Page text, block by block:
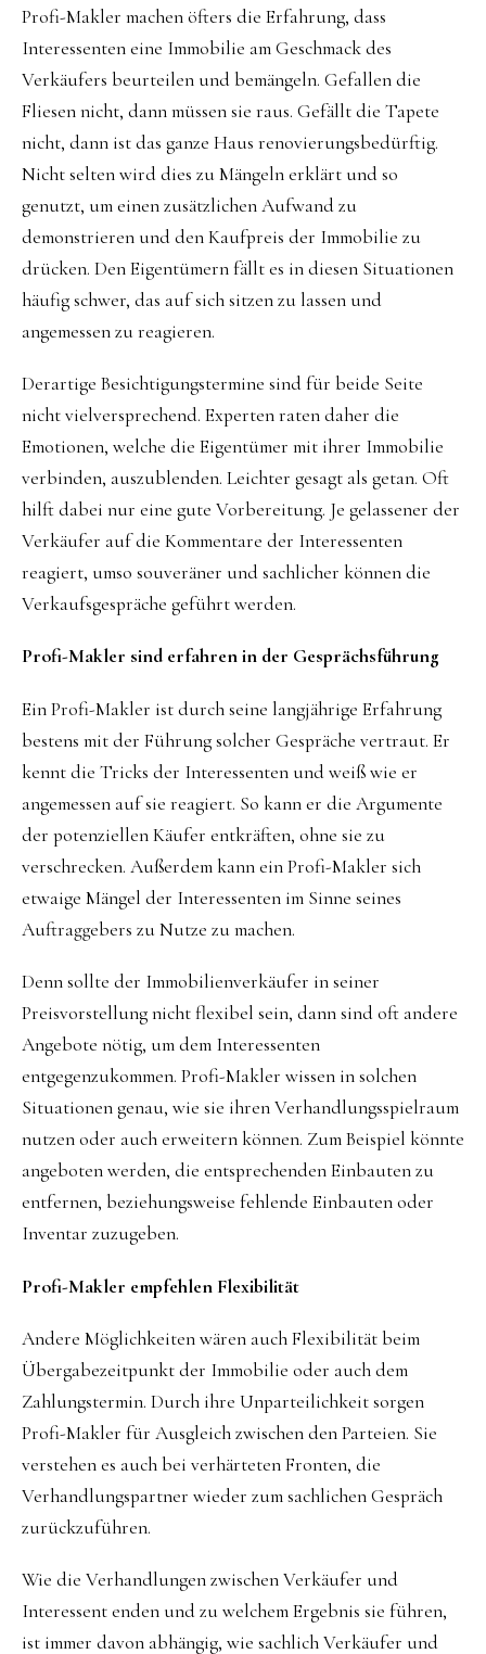
Profi-Makler machen öfters die Erfahrung, dass
Interessenten eine Immobilie am Geschmack des
Verkäufers beurteilen und bemängeln. Gefallen die
Fliesen nicht, dann müssen sie raus. Gefällt die Tapete
nicht, dann ist das ganze Haus renovierungsbedürftig.
Nicht selten wird dies zu Mängeln erklärt und so
genutzt, um einen zusätzlichen Aufwand zu
demonstrieren und den Kaufpreis der Immobilie zu
drücken. Den Eigentümern fällt es in diesen Situationen
häufig schwer, das auf sich sitzen zu lassen und
angemessen zu reagieren.
Derartige Besichtigungstermine sind für beide Seite
nicht vielversprechend. Experten raten daher die
Emotionen, welche die Eigentümer mit ihrer Immobilie
verbinden, auszublenden. Leichter gesagt als getan. Oft
hilft dabei nur eine gute Vorbereitung. Je gelassener der
Verkäufer auf die Kommentare der Interessenten
reagiert, umso souveräner und sachlicher können die
Verkaufsgespräche geführt werden.
Profi-Makler sind erfahren in der Gesprächsführung
Ein Profi-Makler ist durch seine langjährige Erfahrung
bestens mit der Führung solcher Gespräche vertraut. Er
kennt die Tricks der Interessenten und weiß wie er
angemessen auf sie reagiert. So kann er die Argumente
der potenziellen Käufer entkräften, ohne sie zu
verschrecken. Außerdem kann ein Profi-Makler sich
etwaige Mängel der Interessenten im Sinne seines
Auftraggebers zu Nutze zu machen.
Denn sollte der Immobilienverkäufer in seiner
Preisvorstellung nicht flexibel sein, dann sind oft andere
Angebote nötig, um dem Interessenten
entgegenzukommen. Profi-Makler wissen in solchen
Situationen genau, wie sie ihren Verhandlungsspielraum
nutzen oder auch erweitern können. Zum Beispiel könnte
angeboten werden, die entsprechenden Einbauten zu
entfernen, beziehungsweise fehlende Einbauten oder
Inventar zuzugeben.
Profi-Makler empfehlen Flexibilität
Andere Möglichkeiten wären auch Flexibilität beim
Übergabezeitpunkt der Immobilie oder auch dem
Zahlungstermin. Durch ihre Unparteilichkeit sorgen
Profi-Makler für Ausgleich zwischen den Parteien. Sie
verstehen es auch bei verhärteten Fronten, die
Verhandlungspartner wieder zum sachlichen Gespräch
zurückzuführen.
Wie die Verhandlungen zwischen Verkäufer und
Interessent enden und zu welchem Ergebnis sie führen,
ist immer davon abhängig, wie sachlich Verkäufer und